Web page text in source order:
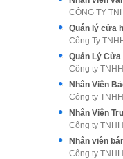
CÔNG TY
Quán lý cửa
Công Ty
Quản Lý Cửa
Công ty
Nhân Viên
Công ty
Nhân Viên
Công ty
Nhân viên
Công ty